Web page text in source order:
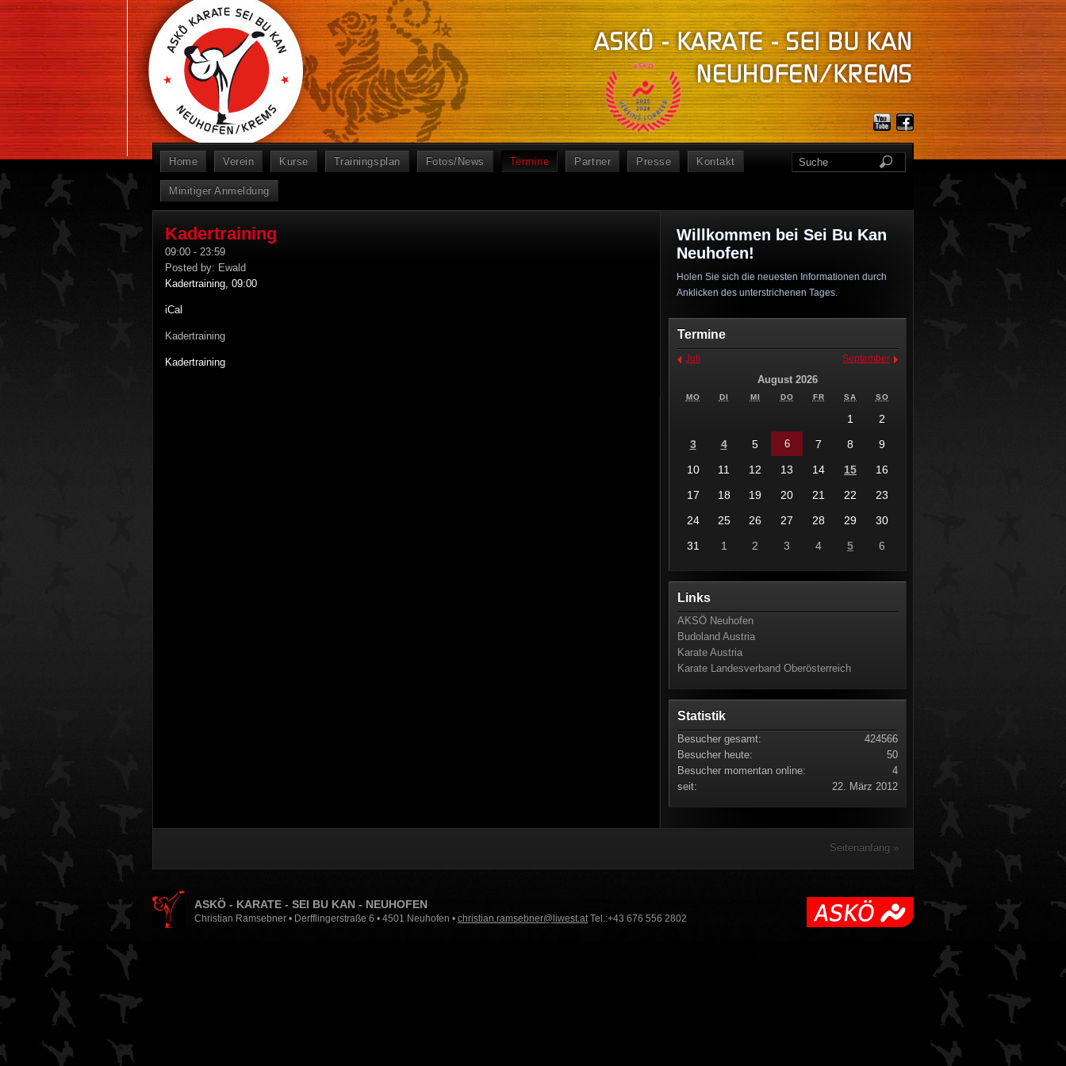
Home Verein Kurse Trainingsplan Fotos/News Termine Partner Presse Kontakt
Minitiger Anmeldung
Kadertraining
09:00 - 23:59
Posted by: Ewald
Kadertraining, 09:00
iCal
Kadertraining
Kadertraining
Willkommen bei Sei Bu Kan
Neuhofen!
Holen Sie sich die neuesten Informationen durch
Anklicken des unterstrichenen Tages.
Termine
Juli September
August 2026
MO DI MI DO FR SA SO
1
2
3
4 5 6 7 8
9
10
11 12 13 14 15
16
17
18 19 20 21 22
23
24
25 26 27 28 29
30
31
1 2 3 4 5 6
Links
AKSÖ Neuhofen
Budoland Austria
Karate Austria
Karate Landesverband Oberösterreich
Statistik
424566
Besucher gesamt:
50
Besucher heute:
4
Besucher momentan online:
22. März 2012
seit:
Seitenanfang »
ASKÖ - KARATE - SEI BU KAN - NEUHOFEN
Christian Ramsebner • Derfflingerstraße 6 • 4501 Neuhofen • christian.ramsebner@liwest.atTel.:+43 676 556 2802